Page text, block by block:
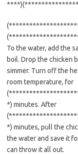
To the water, add the
boil. Drop the chicken
simmer. Turn off the
room temperature, for
*) minutes. After
*) minutes, pull the
the water and save it
can throw it all out.